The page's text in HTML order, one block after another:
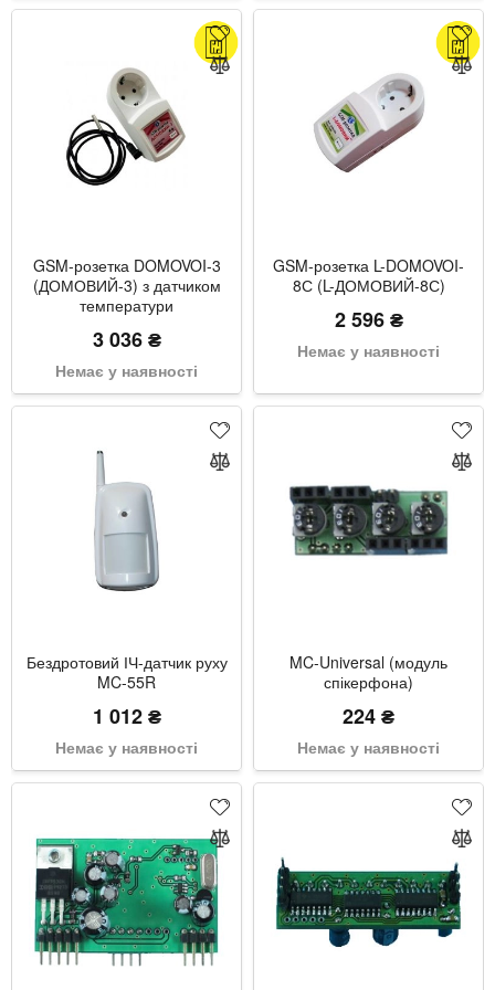
GSM-розетка DOMOVOI-3
(ДОМОВИЙ-3) з датчиком
температури
3 036 ₴
Немає у наявності
GSM-розетка L-DOMOVOI-
8С (L-ДОМОВИЙ-8С)
2 596 ₴
Немає у наявності
Бездротовий ІЧ-датчик руху
MC-55R
1 012 ₴
Немає у наявності
MC-Universal (модуль
спікерфона)
224 ₴
Немає у наявності